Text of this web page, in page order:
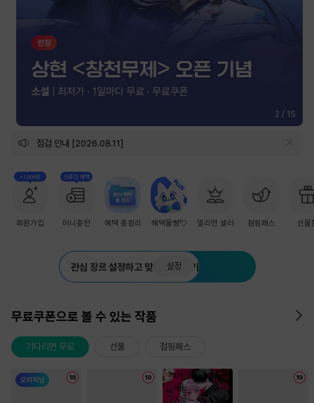
2 / 15
점검 안내 [2026.08.11]
+1,000원
회원가입
첫충전 혜택
머니충전 혜택 총정리 혜택몰빵💘 밀리언 셀러 점핑패스 선물
관심 장르 설정하고 맞춤 추천 받기
설정
무료쿠폰으로 볼 수 있는 작품
기다리면 무료 선물 점핑패스